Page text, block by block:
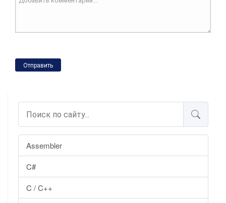
Assembler
C#
C / C++
Отправить